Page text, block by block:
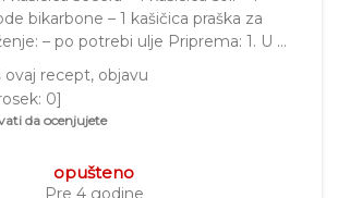
bikarbone – 1 kašičica praška za
– po potrebi ulje Priprema: 1. U …
ovaj recept, objavu
0]
da ocenjujete
opušteno
Pre 4 godine